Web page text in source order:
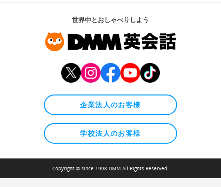
世界中とおしゃべりしよう
企業法人のお客様
学校法人のお客様
Copyright © since 1998 DMM All Rights Reserved.